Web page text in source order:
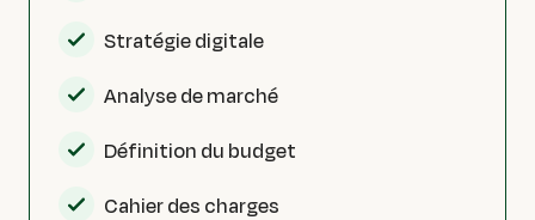
Stratégie digitale
Analyse de marché
Définition du budget
Cahier des charges